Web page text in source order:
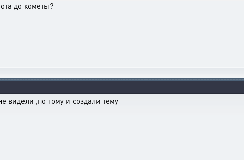
до кометы?
видели ,по тому и создали тему